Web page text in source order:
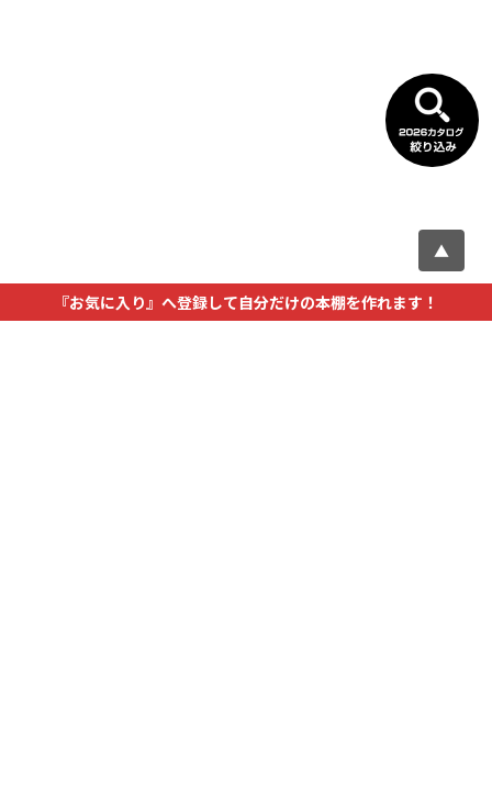
▲
『お気に入り』へ登録して自分だけの本棚を作れます！